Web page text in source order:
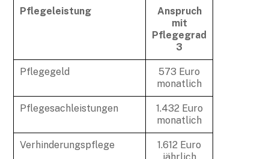
Pflegeleistung
Anspruch
mit
Pflegegrad
3
Pflegegeld
573 Euro
monatlich
Pflegesachleistungen
1.432 Euro
monatlich
Verhinderungspflege
1.612 Euro
jährlich